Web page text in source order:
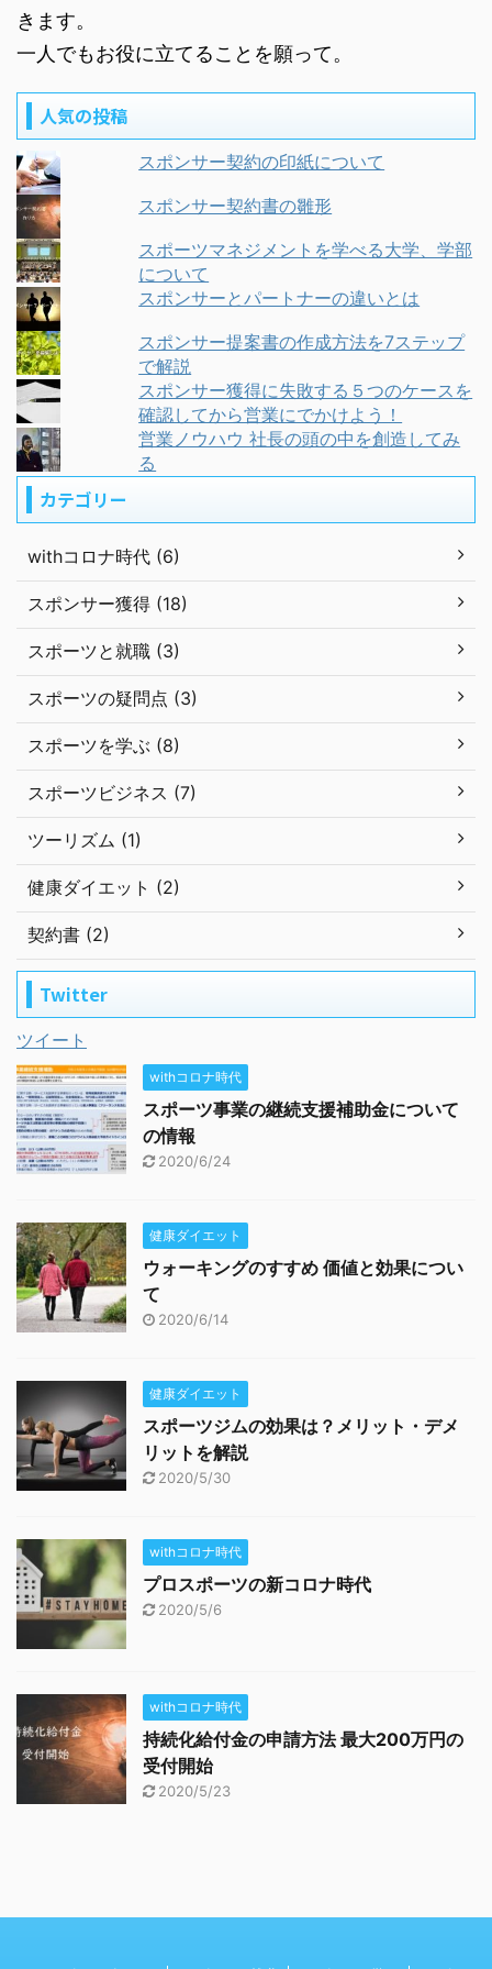
きます。
一人でもお役に立てることを願って。
人気の投稿
スポンサー契約の印紙について
スポンサー契約書の雛形
スポーツマネジメントを学べる大学、学部
について
スポンサーとパートナーの違いとは
スポンサー提案書の作成方法を7ステップ
で解説
スポンサー獲得に失敗する５つのケースを
確認してから営業にでかけよう！
営業ノウハウ 社長の頭の中を創造してみ
る
カテゴリー
withコロナ時代 (6)
スポンサー獲得 (18)
スポーツと就職 (3)
スポーツの疑問点 (3)
スポーツを学ぶ (8)
スポーツビジネス (7)
ツーリズム (1)
健康ダイエット (2)
契約書 (2)
Twitter
ツイート
withコロナ時代
スポーツ事業の継続支援補助金について
の情報
2020/6/24
健康ダイエット
ウォーキングのすすめ 価値と効果につい
て
2020/6/14
健康ダイエット
スポーツジムの効果は？メリット・デメ
リットを解説
2020/5/30
withコロナ時代
プロスポーツの新コロナ時代
2020/5/6
withコロナ時代
持続化給付金の申請方法 最大200万円の
受付開始
2020/5/23